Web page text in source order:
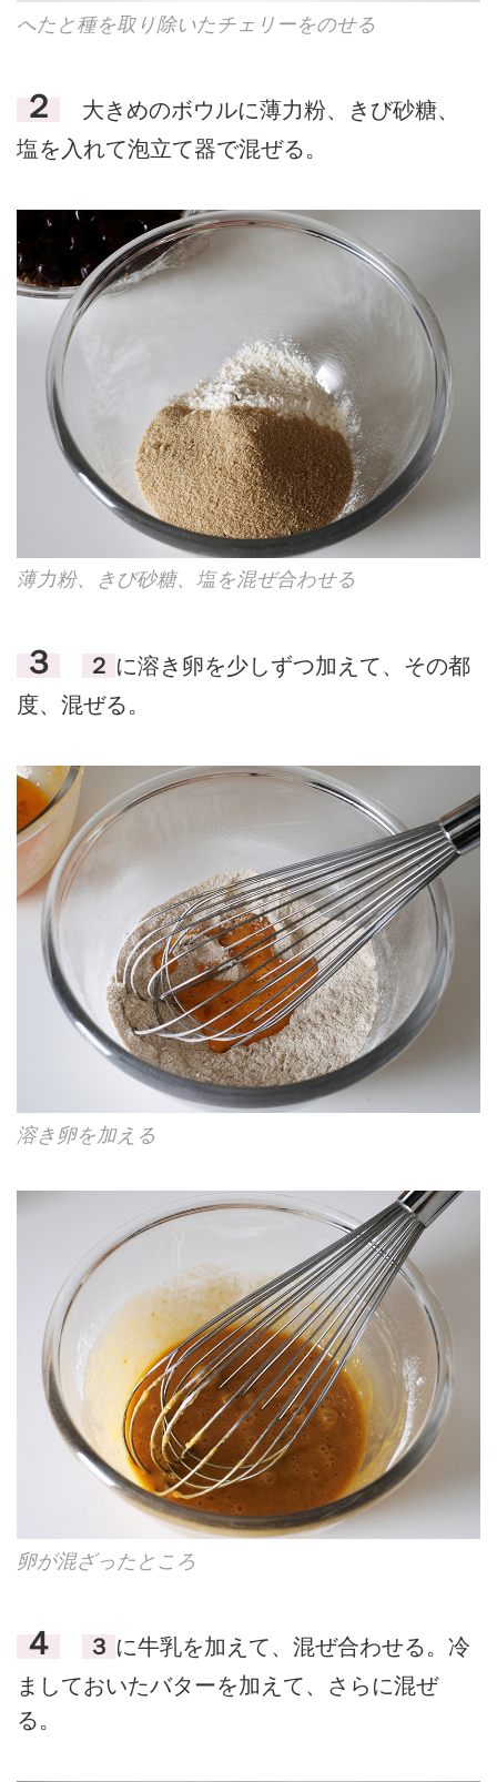
へたと種を取り除いたチェリーをのせる
２
大きめのボウルに薄力粉、きび砂糖、
塩を入れて泡立て器で混ぜる。
薄力粉、きび砂糖、塩を混ぜ合わせる
３ ２ に溶き卵を少しずつ加えて、その都
度、混ぜる。
溶き卵を加える
卵が混ざったところ
４ ３ に牛乳を加えて、混ぜ合わせる。冷
ましておいたバターを加えて、さらに混ぜ
る。